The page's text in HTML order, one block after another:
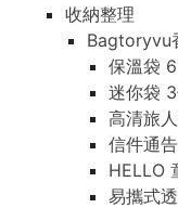
收納整理
Bagtoryvu
保溫袋
迷你袋
高清旅
信件通
HELLO
易攜式